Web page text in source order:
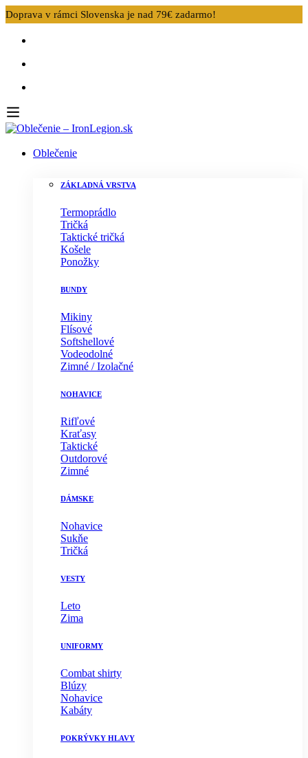
Doprava v rámci Slovenska je nad 79€ zadarmo!
Oblečenie
ZÁKLADNÁ VRSTVA
Termoprádlo
Tričká
Taktické tričká
Košele
Ponožky
BUNDY
Mikiny
Flísové
Softshellové
Vodeodolné
Zimné / Izolačné
NOHAVICE
Rifľové
Kraťasy
Taktické
Outdorové
Zimné
DÁMSKE
Nohavice
Sukňe
Tričká
VESTY
Leto
Zima
UNIFORMY
Combat shirty
Blúzy
Nohavice
Kabáty
POKRÝVKY HLAVY